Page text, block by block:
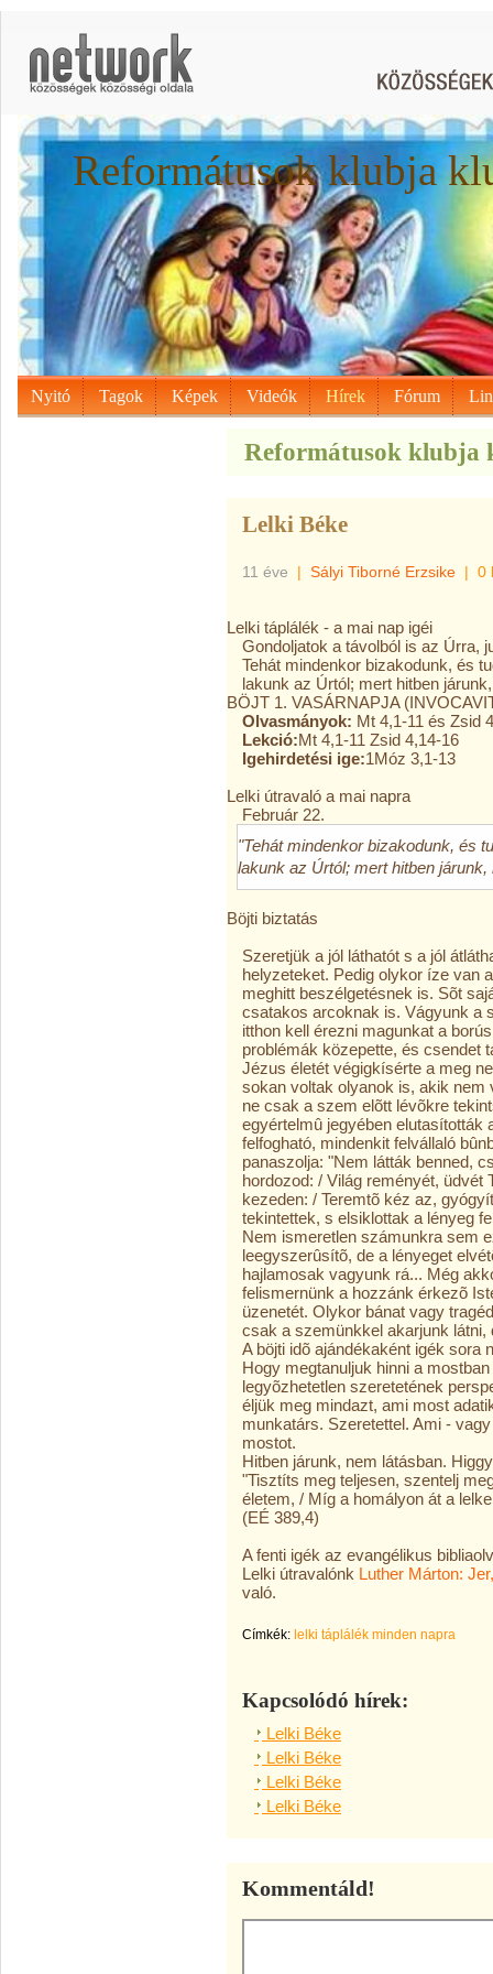
Reformátusok klubja
Nyitó Tagok Képek Videók Hírek Fórum
Reformátusok klubja
Lelki Béke
11 éve | Sályi Tiborné Erzsike | 0
Lelki táplálék - a mai nap igéi
Gondoljatok a távolból is az Úrra,
Tehát mindenkor bizakodunk, és
lakunk az Úrtól; mert hitben
BÖJT 1. VASÁRNAPJA
Olvasmányok: Mt 4,1-11 és Zsid
Lekció:Mt 4,1-11 Zsid 4,14-16
Igehirdetési ige:1Móz 3,1-13
Lelki útravaló a mai napra
Február 22.
"Tehát mindenkor bizakodunk, és
lakunk az Úrtól; mert hitben
Böjti biztatás
Szeretjük a jól láthatót s a jól
helyzeteket. Pedig olykor íze van
meghitt beszélgetésnek is. Sõt
csatakos arcoknak is. Vágyunk a
itthon kell érezni magunkat a
problémák közepette, és csendet
Jézus életét végigkísérte a meg
sokan voltak olyanok is, akik nem
ne csak a szem elõtt lévõkre
egyértelmû jegyében elutasították
felfogható, mindenkit felvállaló
panaszolja: "Nem látták benned,
hordozod: / Világ reményét, üdvét
kezeden: / Teremtõ kéz az,
tekintettek, s elsiklottak a lényeg
Nem ismeretlen számunkra sem
leegyszerûsítõ, de a lényeget
hajlamosak vagyunk rá... Még
felismernünk a hozzánk érkezõ
üzenetét. Olykor bánat vagy
csak a szemünkkel akarjunk
A böjti idõ ajándékaként igék sora
Hogy megtanuljuk hinni a
legyõzhetetlen szeretetének
éljük meg mindazt, ami most
munkatárs. Szeretettel. Ami -
mostot.
Hitben járunk, nem látásban.
"Tisztíts meg teljesen, szentelj
életem, / Míg a homályon át a
(EÉ 389,4)
A fenti igék az evangélikus
Lelki útravalónk Luther Márton:
való.
Címkék: lelki táplálék minden napra
Kapcsolódó hírek:
Lelki Béke
Lelki Béke
Lelki Béke
Lelki Béke
Kommentáld!